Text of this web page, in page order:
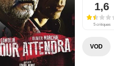
1,6
5 critiques
VOD